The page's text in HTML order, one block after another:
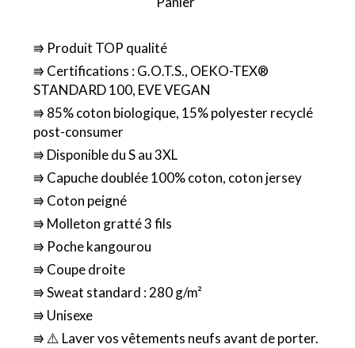
⭆ Produit TOP qualité
⭆ Certifications : G.O.T.S., OEKO-TEX®
STANDARD 100, EVE VEGAN
⭆ 85% coton biologique, 15% polyester recyclé
post-consumer
⭆ Disponible du S au 3XL
⭆ Capuche doublée 100% coton, coton jersey
⭆ Coton peigné
⭆ Molleton gratté 3 fils
⭆ Poche kangourou
⭆ Coupe droite
⭆ Sweat standard : 280 g/m²
⭆ Unisexe
⭆ ⚠️ Laver vos vêtements neufs avant de porter.